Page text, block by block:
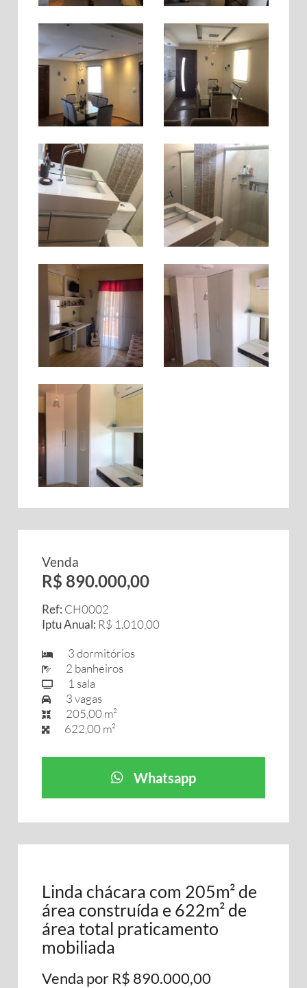
Venda
R$ 890.000,00
Ref: CH0002
Iptu Anual: R$ 1.010,00
3 dormitórios
2 banheiros
1 sala
3 vagas
205,00 m²
622,00 m²
Whatsapp
Linda chácara com 205m² de
área construída e 622m² de
área total praticamento
mobiliada
Venda por R$ 890.000,00